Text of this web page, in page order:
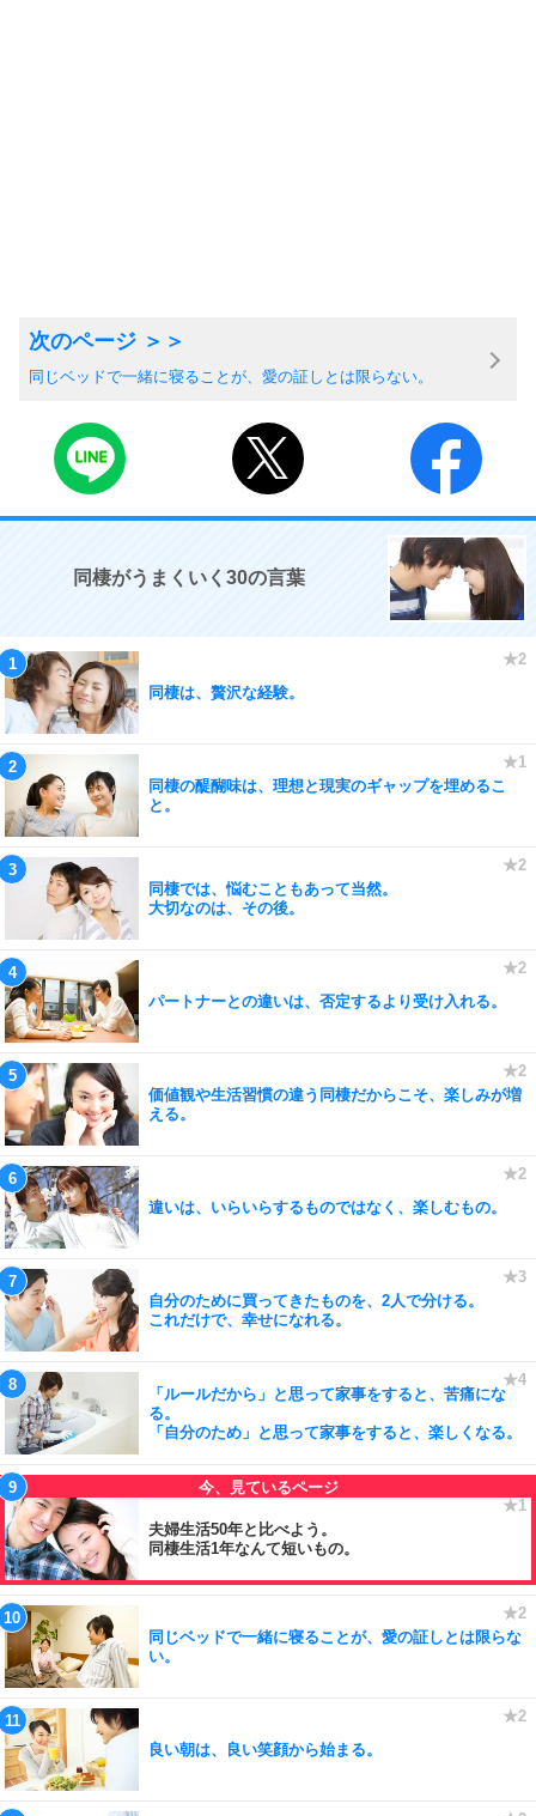
同じベッドで一緒に寝ることが、愛の証しとは限らない。
同棲がうまくいく30の言葉
同棲は、贅沢な経験。
同棲の醍醐味は、理想と現実のギャップを埋めるこ
と。
同棲では、悩むこともあって当然。
大切なのは、その後。
パートナーとの違いは、否定するより受け入れる。
価値観や生活習慣の違う同棲だからこそ、楽しみが増
える。
違いは、いらいらするものではなく、楽しむもの。
自分のために買ってきたものを、2人で分ける。
これだけで、幸せになれる。
「ルールだから」と思って家事をすると、苦痛にな
る。
「自分のため」と思って家事をすると、楽しくなる。
夫婦生活50年と比べよう。
同棲生活1年なんて短いもの。
同じベッドで一緒に寝ることが、愛の証しとは限らな
い。
良い朝は、良い笑顔から始まる。